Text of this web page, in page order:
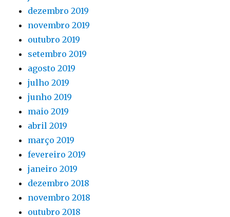
dezembro 2019
novembro 2019
outubro 2019
setembro 2019
agosto 2019
julho 2019
junho 2019
maio 2019
abril 2019
março 2019
fevereiro 2019
janeiro 2019
dezembro 2018
novembro 2018
outubro 2018